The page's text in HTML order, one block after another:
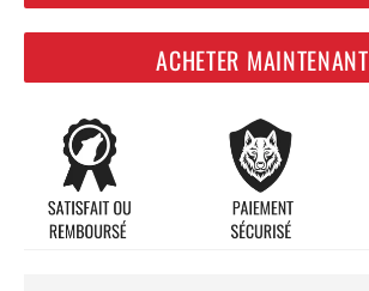
ACHETER MAINTENANT